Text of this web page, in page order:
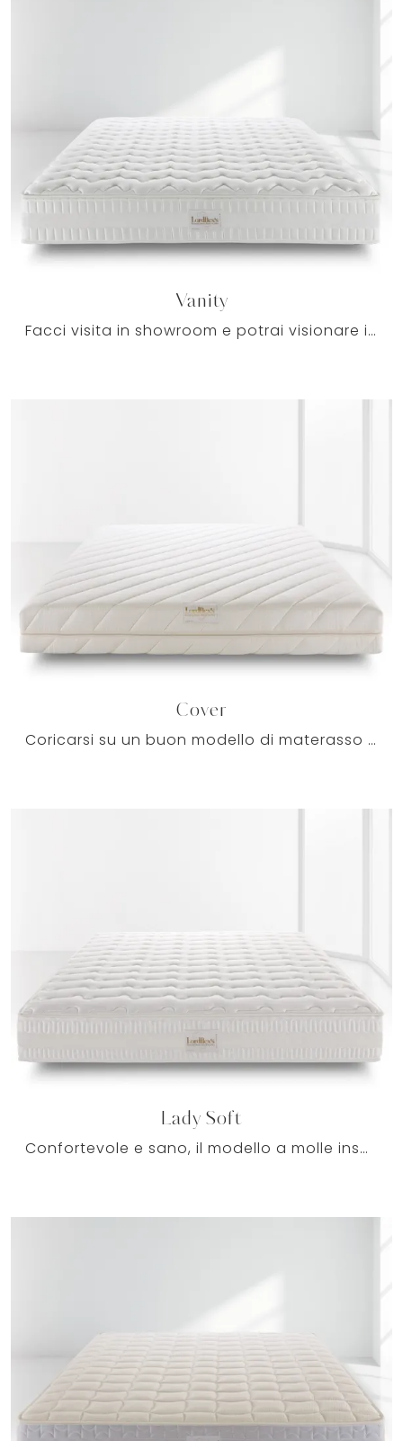
Vanity
Facci visita in showroom e potrai visionare in prima persona tutti i nostri Materassi matrimoniali a molle insacchettate: le migliori soluzioni del ...
Cover
Coricarsi su un buon modello di materasso facilita il rilassamento dei muscoli e un sonno profondo e ristoratore, che è sinonimo di una serena ed ...
Lady Soft
Confortevole e sano, il modello a molle insacchettate qui presente ti assicura un sostegno equilibrato in tutte le stagioni: le più esclusive ...